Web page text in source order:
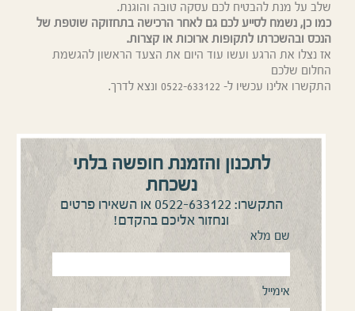
שלב על מנת להבטיח לכם עסקה טובה והוגנת.
כמו כן, נשמח לסייע לכם גם לאחר הרכישה בתחזוקה שוטפת של
הנכס ובהשכרתו לתקופות ארוכות או קצרות.
אז נצלו את הרגע ועשו עוד היום את הצעד הראשון להגשמת
החלום שלכם
התקשרו אלינו עכשיו ל- 0522-633122 ונצא לדרך.
לתכנון והזמנת חופשה בלתי
נשכחת
התקשרו: 0522-633122או השאירו פרטים
ונחזור אליכם בהקדם!
שם מלא
אימייל